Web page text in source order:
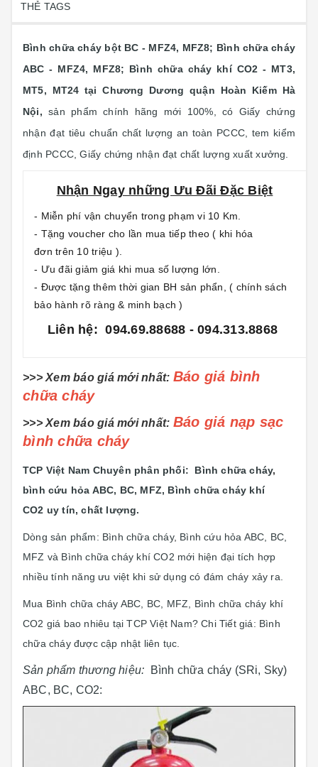
THẺ TAGS
Bình chữa cháy bột BC - MFZ4, MFZ8; Bình chữa cháy
ABC - MFZ4, MFZ8; Bình chữa cháy khí CO2 - MT3,
MT5, MT24 tại Chương Dương quận Hoàn Kiếm Hà
Nội,sản phẩm chính hãng mới 100%, có Giấy chứng
nhận đạt tiêu chuẩn chất lượng an toàn PCCC, tem kiểm
định PCCC, Giấy chứng nhận đạt chất lượng xuất xưởng.
Nhận Ngay những Ưu Đãi Đặc Biệt
- Miễn phí vận chuyển trong phạm vi 10 Km.
- Tặng voucher cho lần mua tiếp theo ( khi hóa
đơn trên 10 triệu ).
- Ưu đãi giảm giá khi mua số lượng lớn.
- Được tặng thêm thời gian BH sản phẩn, ( chính sách
bảo hành rõ ràng & minh bạch )
Liên hệ: 094.69.88688 - 094.313.8868
>>> Xem báo giá mới nhất: Báo giá bình
chữa cháy
>>> Xem báo giá mới nhất: Báo giá nạp sạc
bình chữa cháy
TCP Việt Nam Chuyên phân phối: Bình chữa cháy,
bình cứu hỏa ABC, BC, MFZ, Bình chữa cháy khí
CO2 uy tín, chất lượng.
Dòng sản phẩm: Bình chữa cháy, Bình cứu hỏa ABC, BC,
MFZ và Bình chữa cháy khí CO2 mới hiện đại tích hợp
nhiều tính năng ưu việt khi sử dụng có đám cháy xảy ra.
Mua Bình chữa cháy ABC, BC, MFZ, Bình chữa cháy khí
CO2 giá bao nhiêu tại TCP Việt Nam? Chi Tiết giá: Bình
chữa cháy được cập nhật liên tục.
Sản phẩm thương hiệu:
Bình chữa cháy (SRi, Sky)
ABC, BC, CO2: